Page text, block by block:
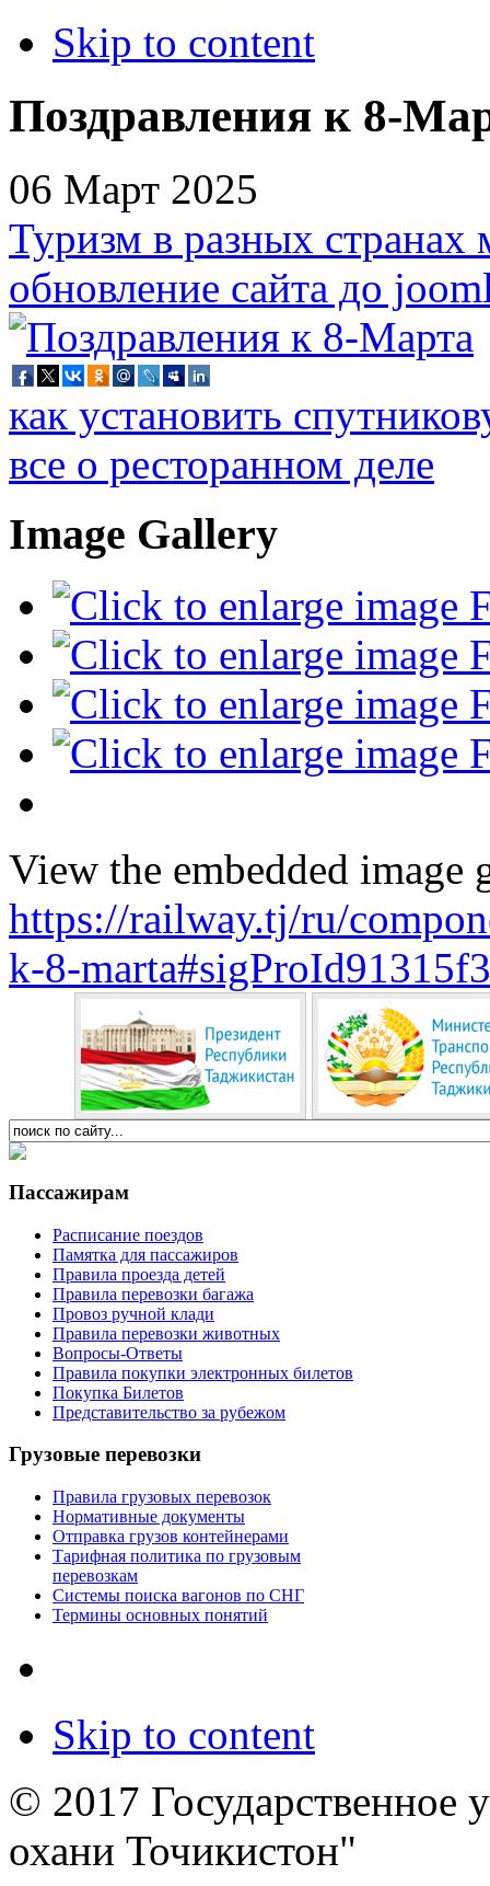
Skip to content
Поздравления к 8-
06 Март 2025
Туризм в разных странах
обновление сайта до
как установить
все о ресторанном деле
Image Gallery
View the embedded image
https://railway.tj/ru/
k-8-
Пассажирам
Расписание поездов
Памятка для пассажиров
Правила проезда детей
Правила перевозки багажа
Провоз ручной клади
Правила перевозки животных
Вопросы-Ответы
Правила покупки электронных билетов
Покупка Билетов
Представительство за рубежом
Грузовые перевозки
Правила грузовых перевозок
Нормативные документы
Отправка грузов контейнерами
Тарифная политика по грузовым
перевозкам
Системы поиска вагонов по СНГ
Термины основных понятий
Skip to content
© 2017 Государственное
охани Точикистон"